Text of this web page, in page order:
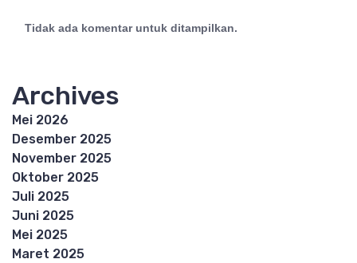
Tidak ada komentar untuk ditampilkan.
Archives
Mei 2026
Desember 2025
November 2025
Oktober 2025
Juli 2025
Juni 2025
Mei 2025
Maret 2025